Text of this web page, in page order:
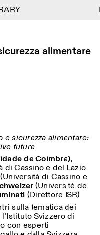
updates about our
the metro A stop
Studios
Friday: 14:30-
14:30-20:00
Sunday: 11:00-
Archaeology
Art
Book launch
alimentare
sicurezza alimentare:
future
de Coimbra),
di Cassino e del Lazio
(Università di Cassino e
(Université de
(Direttore ISR)
sulla tematica dei
Svizzero di
con esperti